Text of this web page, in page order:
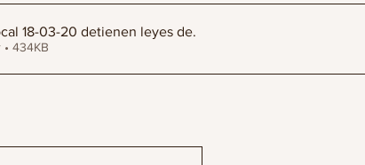
18-03-20 detienen leyes de.
Descargar • 434KB